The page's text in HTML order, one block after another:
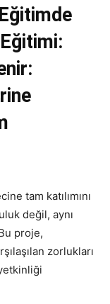
Eğitimi:
tam katılımını
değil, aynı
proje,
zorlukları